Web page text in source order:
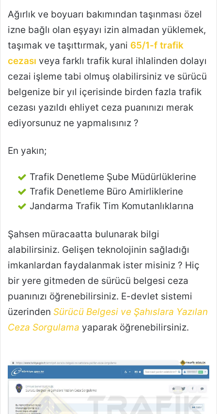
Ağırlık ve boyuarı bakımından taşınması özel
izne bağlı olan eşyayı izin almadan yüklemek,
taşımak ve taşıttırmak, yani 65/1-f trafik
cezası veya farklı trafik kural ihlalinden dolayı
cezai işleme tabi olmuş olabilirsiniz ve sürücü
belgenize bir yıl içerisinde birden fazla trafik
cezası yazıldı ehliyet ceza puanınızı merak
ediyorsunuz ne yapmalısınız ?
En yakın;
Trafik Denetleme Şube Müdürlüklerine
Trafik Denetleme Büro Amirliklerine
Jandarma Trafik Tim Komutanlıklarına
Şahsen müracaatta bulunarak bilgi
alabilirsiniz. Gelişen teknolojinin sağladığı
imkanlardan faydalanmak ister misiniz ? Hiç
bir yere gitmeden de sürücü belgesi ceza
puanınızı öğrenebilirsiniz. E-devlet sistemi
üzerinden Sürücü Belgesi ve Şahıslara Yazılan
Ceza Sorgulama yaparak öğrenebilirsiniz.